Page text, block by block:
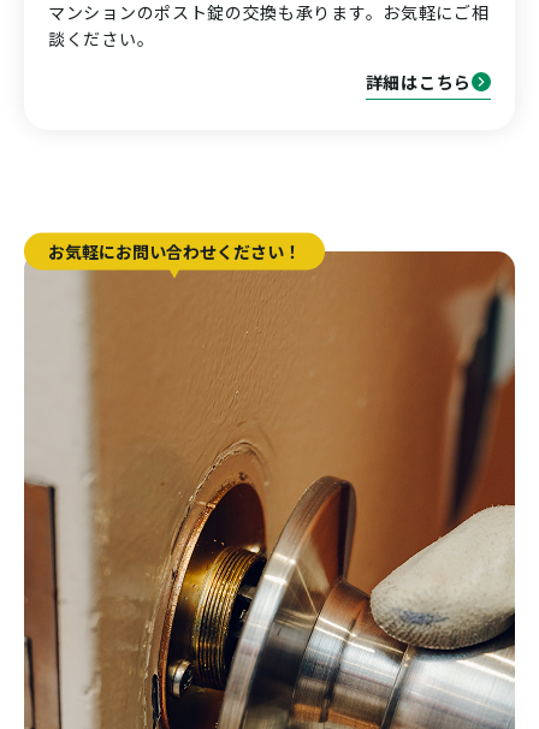
マンションのポスト錠の交換も承ります。お気軽にご相
談ください。
詳細はこちら
お気軽にお問い合わせください！